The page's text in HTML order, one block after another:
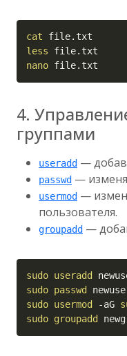
cat
less
nano file.txt
4.
группами
useradd —
passwd —
usermod —
пользователя.
groupadd —
sudo useradd
sudo passwd
sudo usermod -aG
sudo groupadd